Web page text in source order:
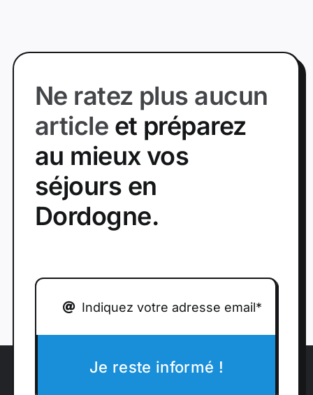
Ne ratez plus aucun
article et préparez
au mieux vos
séjours en
Dordogne.
Je reste informé !